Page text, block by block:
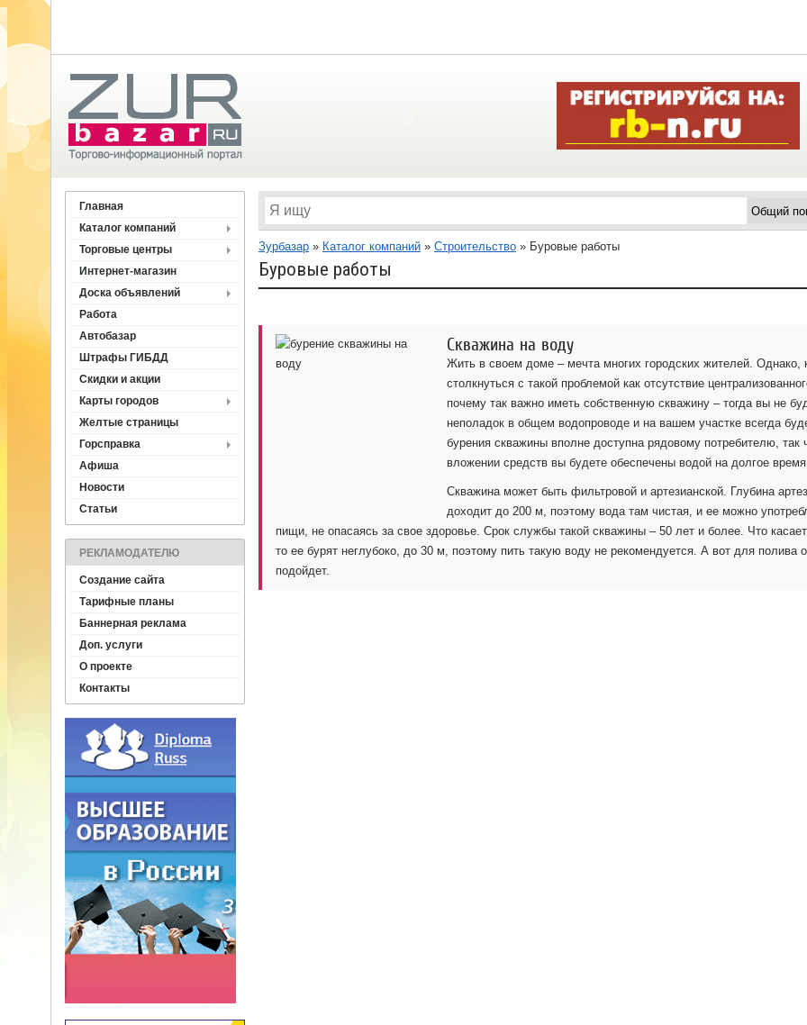
Главная
Каталог компаний
Торговые центры
Интернет-магазин
Доска объявлений
Работа
Автобазар
Штрафы ГИБДД
Скидки и акции
Карты городов
Желтые страницы
Горсправка
Афиша
Новости
Статьи
РЕКЛАМОДАТЕЛЮ
Создание сайта
Тарифные планы
Баннерная реклама
Доп. услуги
О проекте
Контакты
Зурбазар » Каталог компаний » Строительство » Буровые работы
Буровые работы
Скважина на воду
Жить в своем доме – мечта многих городских жителей.
столкнуться с такой проблемой как отсутствие
почему так важно иметь собственную скважину – тогда вы не
неполадок в общем водопроводе и на вашем участке всегда
бурения скважины вполне доступна рядовому потребителю, так
вложении средств вы будете обеспечены водой на долгое
Скважина может быть фильтровой и артезианской. Глубина
доходит до 200 м, поэтому вода там чистая, и ее можно
пищи, не опасаясь за свое здоровье. Срок службы такой скважины – 50 лет и более. Что
то ее бурят неглубоко, до 30 м, поэтому пить такую воду не рекомендуется. А вот для полива
подойдет.